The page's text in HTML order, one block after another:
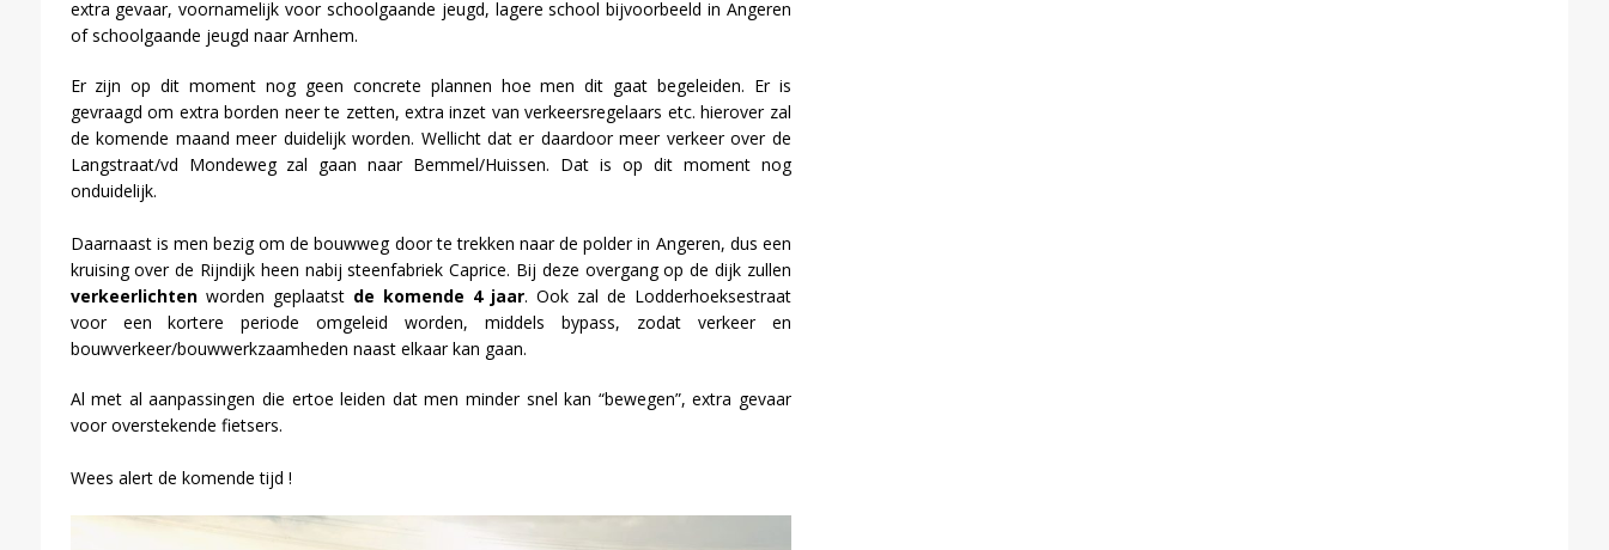
extra gevaar, voornamelijk voor schoolgaande jeugd, lagere school bijvoorbeeld in Angeren
of schoolgaande jeugd naar Arnhem.
Er zijn op dit moment nog geen concrete plannen hoe men dit gaat begeleiden. Er is
gevraagd om extra borden neer te zetten, extra inzet van verkeersregelaars etc. hierover zal
de komende maand meer duidelijk worden. Wellicht dat er daardoor meer verkeer over de
Langstraat/vd Mondeweg zal gaan naar Bemmel/Huissen. Dat is op dit moment nog
onduidelijk.
Daarnaast is men bezig om de bouwweg door te trekken naar de polder in Angeren, dus een
kruising over de Rijndijk heen nabij steenfabriek Caprice. Bij deze overgang op de dijk zullen
verkeerlichtenworden geplaatst de komende 4 jaar. Ook zal de Lodderhoeksestraat
voor een kortere periode omgeleid worden, middels bypass, zodat verkeer en
bouwverkeer/bouwwerkzaamheden naast elkaar kan gaan.
Al met al aanpassingen die ertoe leiden dat men minder snel kan “bewegen”, extra gevaar
voor overstekende fietsers.
Wees alert de komende tijd !